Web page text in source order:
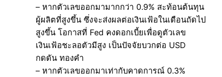
– หากตัวเลขออกมามากกว่า 0.9% สะท้อนต้นทุน
ผู้ผลิตที่สูงขึ้น ซึ่งจะส่งผลต่อเงินเฟ้อในเดือนถัดไป
สูงขึ้น โอกาสที่ Fed คงดอกเบี้ยเพื่อดูตัวเลข
เงินเฟ้อชะลอตัวมีสูง เป็นปัจจัยบวกต่อ USD
กดดัน ทองคำ
– หากตัวเลขออกมาเท่ากับคาดการณ์ 0.3%